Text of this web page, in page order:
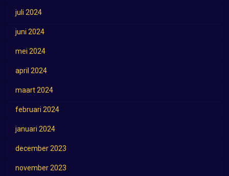
juli 2024
juni 2024
mei 2024
april 2024
maart 2024
februari 2024
januari 2024
december 2023
november 2023